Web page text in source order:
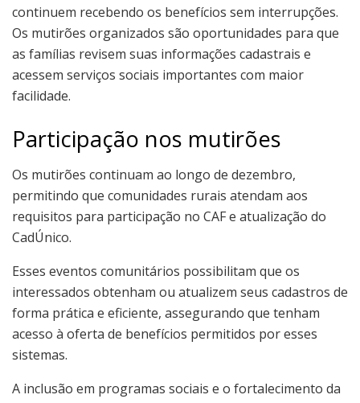
continuem recebendo os benefícios sem interrupções.
Os mutirões organizados são oportunidades para que
as famílias revisem suas informações cadastrais e
acessem serviços sociais importantes com maior
facilidade.
Participação nos mutirões
Os mutirões continuam ao longo de dezembro,
permitindo que comunidades rurais atendam aos
requisitos para participação no CAF e atualização do
CadÚnico.
Esses eventos comunitários possibilitam que os
interessados obtenham ou atualizem seus cadastros de
forma prática e eficiente, assegurando que tenham
acesso à oferta de benefícios permitidos por esses
sistemas.
A inclusão em programas sociais e o fortalecimento da